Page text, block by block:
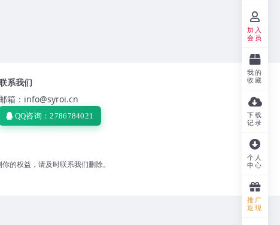
系我们
邮箱：info@syroi.cn
QQ咨询：2786784021
的权益，请及时联系我们删除。
加入
会员
我的
收藏
下载
记录
个人
中心
推广
返现